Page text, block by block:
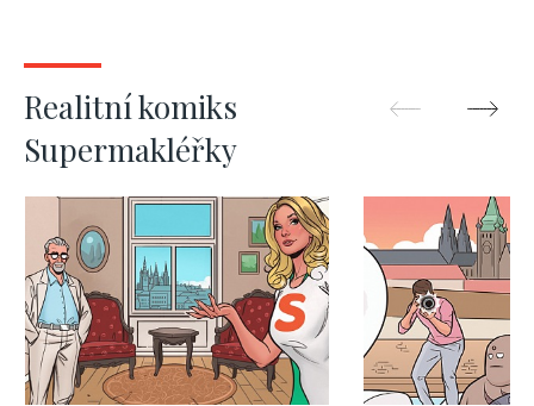
Realitní komiks
Supermakléřky